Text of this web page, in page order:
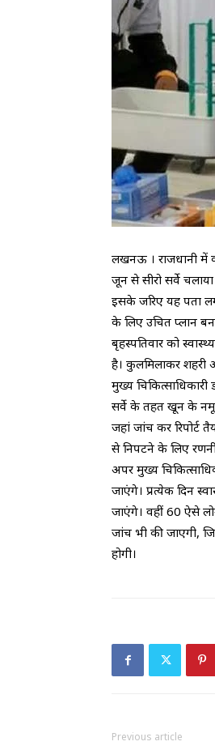
लखनऊ । राजधानी में
जून से सीरो सर्वे
इसके जरिए यह पता
के लिए उचित प्लान
बृहस्पतिवार को
है। कुलमिलाकर शहरी
मुख्य
सर्वे के तहत खून के
जहां जांच कर रिपोर्ट
से निपटने के लिए
अपर मुख्य
जाएंगे। प्रत्येक दिन
जाएंगे। वहीं 60 ऐसे
जांच भी की जाएगी,
होगी।
Previous article